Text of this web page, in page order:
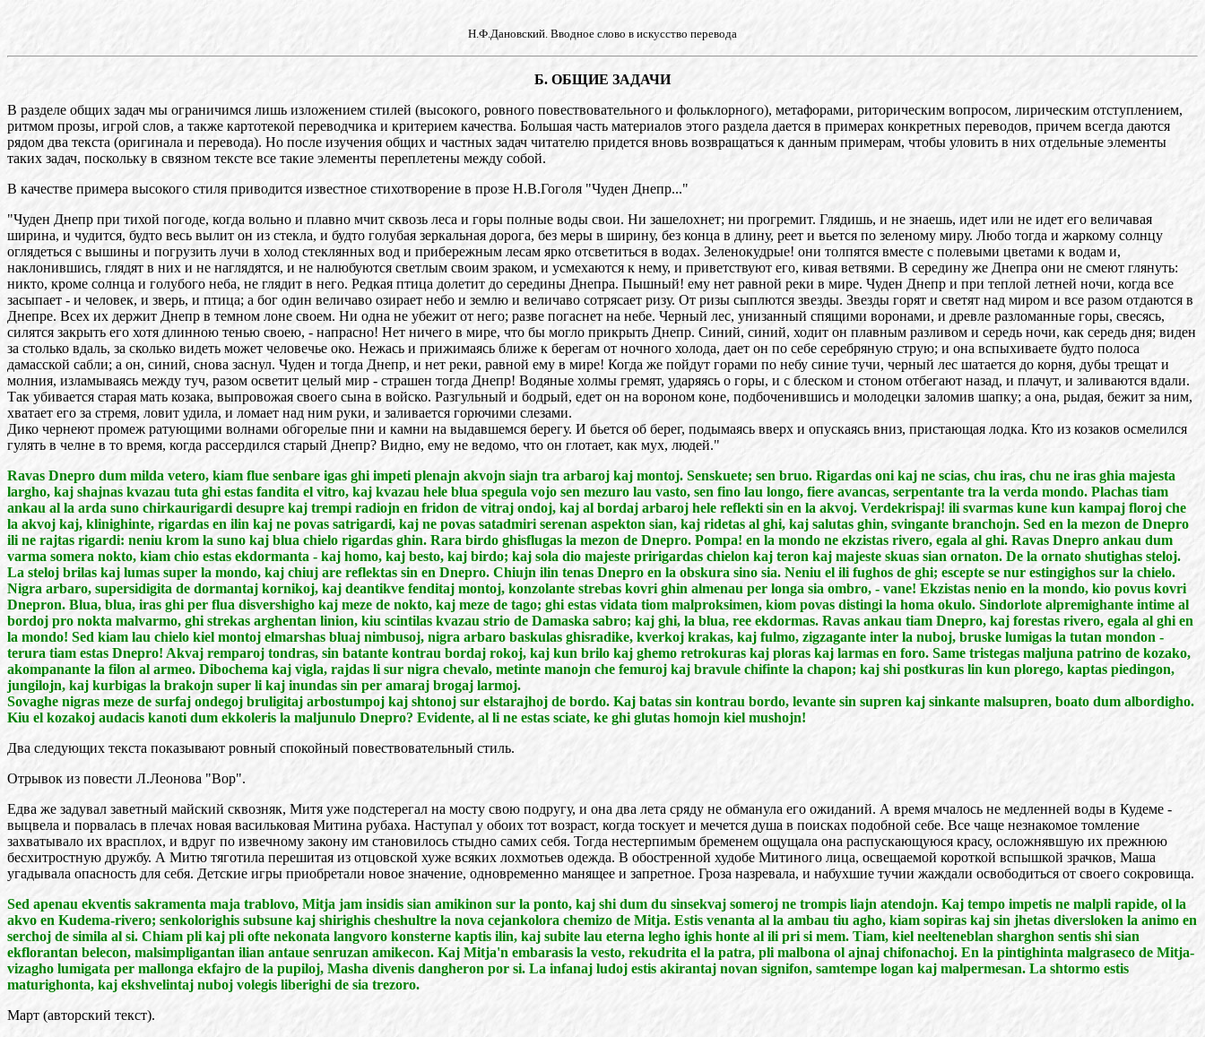
Н.Ф.Дановский. Вводное слово в искусство перевода
Б. ОБЩИЕ ЗАДАЧИ
В разделе общих задач мы ограничимся лишь изложением стилей (высокого, ровного повествовательного и фольклорного), метафорами, риторическим вопросом, лирическим отступлением,
ритмом прозы, игрой слов, а также картотекой переводчика и критерием качества. Большая часть материалов этого раздела дается в примерах конкретных переводов, причем всегда даются
рядом два текста (оригинала и перевода). Но после изучения общих и частных задач читателю придется вновь возвращаться к данным примерам, чтобы уловить в них отдельные элементы
таких задач, поскольку в связном тексте все такие элементы переплетены между собой.
В качестве примера высокого стиля приводится известное стихотворение в прозе Н.В.Гоголя "Чуден Днепр..."
"Чуден Днепр при тихой погоде, когда вольно и плавно мчит сквозь леса и горы полные воды свои. Ни зашелохнет; ни прогремит. Глядишь, и не знаешь, идет или не идет его величавая
ширина, и чудится, будто весь вылит он из стекла, и будто голубая зеркальная дорога, без меры в ширину, без конца в длину, реет и вьется по зеленому миру. Любо тогда и жаркому солнцу
оглядеться с вышины и погрузить лучи в холод стеклянных вод и прибережным лесам ярко отсветиться в водах. Зеленокудрые! они толпятся вместе с полевыми цветами к водам и,
наклонившись, глядят в них и не наглядятся, и не налюбуются светлым своим зраком, и усмехаются к нему, и приветствуют его, кивая ветвями. В середину же Днепра они не смеют глянуть:
никто, кроме солнца и голубого неба, не глядит в него. Редкая птица долетит до середины Днепра. Пышный! ему нет равной реки в мире. Чуден Днепр и при теплой летней ночи, когда все
засыпает - и человек, и зверь, и птица; а бог один величаво озирает небо и землю и величаво сотрясает ризу. От ризы сыплются звезды. Звезды горят и светят над миром и все разом отдаются в
Днепре. Всех их держит Днепр в темном лоне своем. Ни одна не убежит от него; разве погаснет на небе. Черный лес, унизанный спящими воронами, и древле разломанные горы, свесясь,
силятся закрыть его хотя длинною тенью своею, - напрасно! Нет ничего в мире, что бы могло прикрыть Днепр. Синий, синий, ходит он плавным разливом и середь ночи, как середь дня; виден
за столько вдаль, за сколько видеть может человечье око. Нежась и прижимаясь ближе к берегам от ночного холода, дает он по себе серебряную струю; и она вспыхиваете будто полоса
дамасской сабли; а он, синий, снова заснул. Чуден и тогда Днепр, и нет реки, равной ему в мире! Когда же пойдут горами по небу синие тучи, черный лес шатается до корня, дубы трещат и
молния, изламываясь между туч, разом осветит целый мир - страшен тогда Днепр! Водяные холмы гремят, ударяясь о горы, и с блеском и стоном отбегают назад, и плачут, и заливаются вдали.
Так убивается старая мать козака, выпровожая своего сына в войско. Разгульный и бодрый, едет он на вороном коне, подбоченившись и молодецки заломив шапку; а она, рыдая, бежит за ним,
хватает его за стремя, ловит удила, и ломает над ним руки, и заливается горючими слезами.
Дико чернеют промеж ратующими волнами обгорелые пни и камни на выдавшемся берегу. И бьется об берег, подымаясь вверх и опускаясь вниз, пристающая лодка. Кто из козаков осмелился
гулять в челне в то время, когда рассердился старый Днепр? Видно, ему не ведомо, что он глотает, как мух, людей."
Ravas Dnepro dum milda vetero, kiam flue senbare igas ghi impeti plenajn akvojn siajn tra arbaroj kaj montoj. Senskuete; sen bruo. Rigardas oni kaj ne scias, chu iras, chu ne iras ghia majesta
largho, kaj shajnas kvazau tuta ghi estas fandita el vitro, kaj kvazau hele blua spegula vojo sen mezuro lau vasto, sen fino lau longo, fiere avancas, serpentante tra la verda mondo. Plachas tiam
ankau al la arda suno chirkaurigardi desupre kaj trempi radiojn en fridon de vitraj ondoj, kaj al bordaj arbaroj hele reflekti sin en la akvoj. Verdekrispaj! ili svarmas kune kun kampaj floroj che
la akvoj kaj, klinighinte, rigardas en ilin kaj ne povas satrigardi, kaj ne povas satadmiri serenan aspekton sian, kaj ridetas al ghi, kaj salutas ghin, svingante branchojn. Sed en la mezon de Dnepro
ili ne rajtas rigardi: neniu krom la suno kaj blua chielo rigardas ghin. Rara birdo ghisflugas la mezon de Dnepro. Pompa! en la mondo ne ekzistas rivero, egala al ghi. Ravas Dnepro ankau dum
varma somera nokto, kiam chio estas ekdormanta - kaj homo, kaj besto, kaj birdo; kaj sola dio majeste pririgardas chielon kaj teron kaj majeste skuas sian ornaton. De la ornato shutighas steloj.
La steloj brilas kaj lumas super la mondo, kaj chiuj are reflektas sin en Dnepro. Chiujn ilin tenas Dnepro en la obskura sino sia. Neniu el ili fughos de ghi; escepte se nur estingighos sur la chielo.
Nigra arbaro, supersidigita de dormantaj kornikoj, kaj deantikve fenditaj montoj, konzolante strebas kovri ghin almenau per longa sia ombro, - vane! Ekzistas nenio en la mondo, kio povus kovri
Dnepron. Blua, blua, iras ghi per flua disvershigho kaj meze de nokto, kaj meze de tago; ghi estas vidata tiom malproksimen, kiom povas distingi la homa okulo. Sindorlote alpremighante intime al
bordoj pro nokta malvarmo, ghi strekas arghentan linion, kiu scintilas kvazau strio de Damaska sabro; kaj ghi, la blua, ree ekdormas. Ravas ankau tiam Dnepro, kaj forestas rivero, egala al ghi en
la mondo! Sed kiam lau chielo kiel montoj elmarshas bluaj nimbusoj, nigra arbaro baskulas ghisradike, kverkoj krakas, kaj fulmo, zigzagante inter la nuboj, bruske lumigas la tutan mondon -
terura tiam estas Dnepro! Akvaj remparoj tondras, sin batante kontrau bordaj rokoj, kaj kun brilo kaj ghemo retrokuras kaj ploras kaj larmas en foro. Same tristegas maljuna patrino de kozako,
akompanante la filon al armeo. Dibochema kaj vigla, rajdas li sur nigra chevalo, metinte manojn che femuroj kaj bravule chifinte la chapon; kaj shi postkuras lin kun plorego, kaptas piedingon,
jungilojn, kaj kurbigas la brakojn super li kaj inundas sin per amaraj brogaj larmoj.
Sovaghe nigras meze de surfaj ondegoj bruligitaj arbostumpoj kaj shtonoj sur elstarajhoj de bordo. Kaj batas sin kontrau bordo, levante sin supren kaj sinkante malsupren, boato dum albordigho.
Kiu el kozakoj audacis kanoti dum ekkoleris la maljunulo Dnepro? Evidente, al li ne estas sciate, ke ghi glutas homojn kiel mushojn!
Два следующих текста показывают ровный спокойный повествовательный стиль.
Отрывок из повести Л.Леонова "Вор".
Едва же задувал заветный майский сквозняк, Митя уже подстерегал на мосту свою подругу, и она два лета сряду не обманула его ожиданий. А время мчалось не медленней воды в Кудеме -
выцвела и порвалась в плечах новая васильковая Митина рубаха. Наступал у обоих тот возраст, когда тоскует и мечется душа в поисках подобной себе. Все чаще незнакомое томление
захватывало их врасплох, и вдруг по извечному закону им становилось стыдно самих себя. Тогда нестерпимым бременем ощущала она распускающуюся красу, осложнявшую их прежнюю
бесхитростную дружбу. А Митю тяготила перешитая из отцовской хуже всяких лохмотьев одежда. В обостренной худобе Митиного лица, освещаемой короткой вспышкой зрачков, Маша
угадывала опасность для себя. Детские игры приобретали новое значение, одновременно манящее и запретное. Гроза назревала, и набухшие тучии жаждали освободиться от своего сокровища.
Sed apenau ekventis sakramenta maja trablovo, Mitja jam insidis sian amikinon sur la ponto, kaj shi dum du sinsekvaj someroj ne trompis liajn atendojn. Kaj tempo impetis ne malpli rapide, ol la
akvo en Kudema-rivero; senkolorighis subsune kaj shirighis cheshultre la nova cejankolora chemizo de Mitja. Estis venanta al la ambau tiu agho, kiam sopiras kaj sin jhetas diversloken la animo en
serchoj de simila al si. Chiam pli kaj pli ofte nekonata langvoro konsterne kaptis ilin, kaj subite lau eterna legho ighis honte al ili pri si mem. Tiam, kiel neelteneblan sharghon sentis shi sian
ekflorantan belecon, malsimpligantan ilian antaue senruzan amikecon. Kaj Mitja'n embarasis la vesto, rekudrita el la patra, pli malbona ol ajnaj chifonachoj. En la pintighinta malgraseco de Mitja-
vizagho lumigata per mallonga ekfajro de la pupiloj, Masha divenis dangheron por si. La infanaj ludoj estis akirantaj novan signifon, samtempe logan kaj malpermesan. La shtormo estis
maturighonta, kaj ekshvelintaj nuboj volegis liberighi de sia trezoro.
Март (авторский текст).